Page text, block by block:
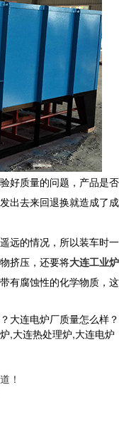
好质量的问题，产品是否
出去来回退换就造成了成
远的情况，所以装车时一
挤压，还要将大连工业炉
有腐蚀性的化学物质，这
大连电炉厂质量怎么样？
,大连热处理炉,大连电炉
！